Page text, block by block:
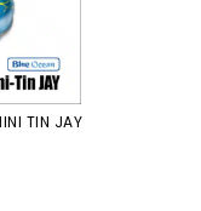
TIN JAY